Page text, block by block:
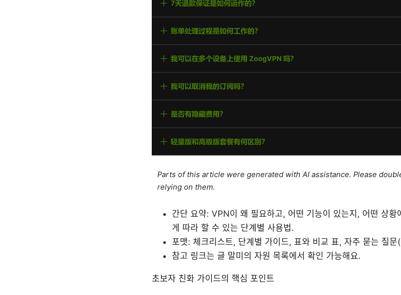
Parts of this article were generated with AI assistance. Please
relying on them.
간단 요약: VPN이 왜 필요하고, 어떤 기능이 있는지, 어떤 상황
게 따라 할 수 있는 단계별 사용법.
포맷: 체크리스트, 단계별 가이드, 표와 비교 표, 자주 묻는 질문
참고 링크는 글 말미의 자원 목록에서 확인 가능해요.
초보자 친화 가이드의 핵심 포인트